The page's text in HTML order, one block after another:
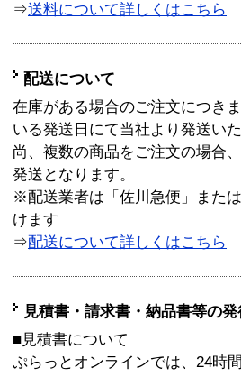
⇒送料について詳しくはこちら
配送について
在庫がある場合のご注文につき
いる発送日にて当社より発送い
尚、複数の商品をご注文の場合
発送となります。
※配送業者は「佐川急便」また
けます
⇒配送について詳しくはこちら
見積書・請求書・納品書等の
■見積書について
ぷらっとオンラインでは、24時